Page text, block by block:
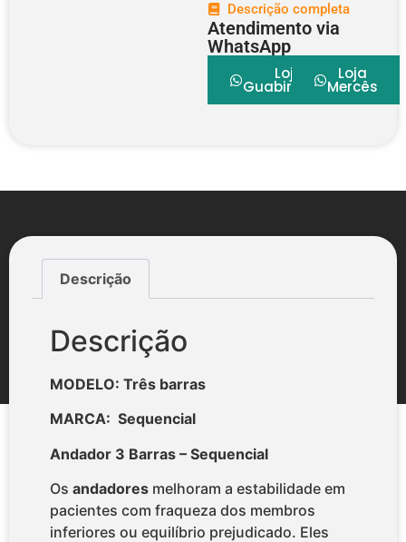
Descrição completa
Atendimento via
WhatsApp
Loja
Guabirotuba
Loja
Mercês
Descrição
Descrição
MODELO: Três barras
MARCA: Sequencial
Andador 3 Barras – Sequencial
Os andadores melhoram a estabilidade em
pacientes com fraqueza dos membros
inferiores ou equilíbrio prejudicado. Eles